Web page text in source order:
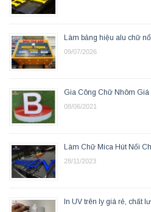
Làm bảng hiệu alu chữ
09/07/2026
Gia Công Chữ Nhôm
08/06/2021
Làm Chữ Mica Hút Nổi
28/11/2023
In UV trên ly giá rẻ, chất